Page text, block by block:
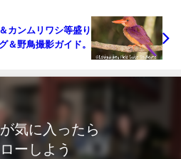
カンムリワシ等盛り
＆野鳥撮影ガイド。
気に入ったら
ーしよう